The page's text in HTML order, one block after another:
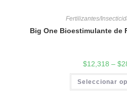
Fertilizantes/
Big One Bioestimulante de
$12,318 – $
Seleccionar